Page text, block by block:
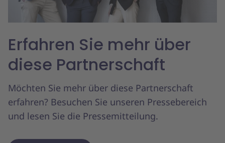
Erfahren Sie mehr über
diese Partnerschaft
Möchten Sie mehr über diese Partnerschaft
erfahren? Besuchen Sie unseren Pressebereich
und lesen Sie die Pressemitteilung.